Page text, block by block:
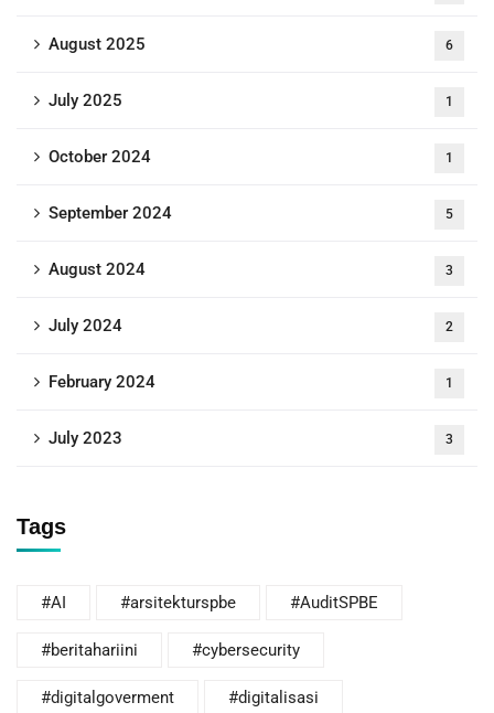
August 2025 6
July 2025 1
October 2024 1
September 2024 5
August 2024 3
July 2024 2
February 2024 1
July 2023 3
Tags
#AI #arsitekturspbe #AuditSPBE
#beritahariini #cybersecurity
#digitalgoverment #digitalisasi